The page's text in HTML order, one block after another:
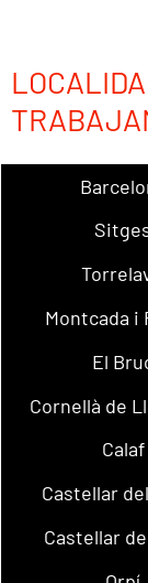
Montcada i
El
Cornellà de
Calaf
Castellar
Castellar de